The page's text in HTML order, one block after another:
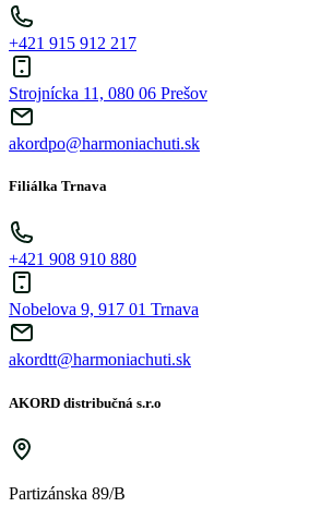
+421 915 912 217
Strojnícka 11, 080 06 Prešov
akordpo@harmoniachuti.sk
Filiálka Trnava
+421 908 910 880
Nobelova 9, 917 01 Trnava
akordtt@harmoniachuti.sk
AKORD distribučná s.r.o
Partizánska 89/B